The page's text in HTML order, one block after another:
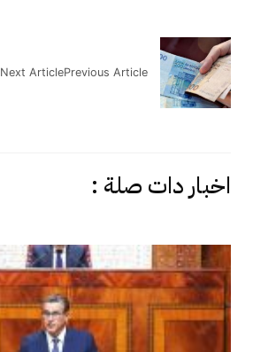
Previous Article
Next Article
اخبار دات صلة :